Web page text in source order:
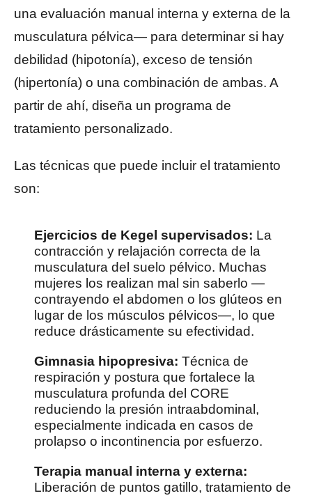
una evaluación manual interna y externa de la
musculatura pélvica— para determinar si hay
debilidad (hipotonía), exceso de tensión
(hipertonía) o una combinación de ambas. A
partir de ahí, diseña un programa de
tratamiento personalizado.
Las técnicas que puede incluir el tratamiento
son:
Ejercicios de Kegel supervisados: La
contracción y relajación correcta de la
musculatura del suelo pélvico. Muchas
mujeres los realizan mal sin saberlo —
contrayendo el abdomen o los glúteos en
lugar de los músculos pélvicos—, lo que
reduce drásticamente su efectividad.
Gimnasia hipopresiva: Técnica de
respiración y postura que fortalece la
musculatura profunda del CORE
reduciendo la presión intraabdominal,
especialmente indicada en casos de
prolapso o incontinencia por esfuerzo.
Terapia manual interna y externa:
Liberación de puntos gatillo, tratamiento de